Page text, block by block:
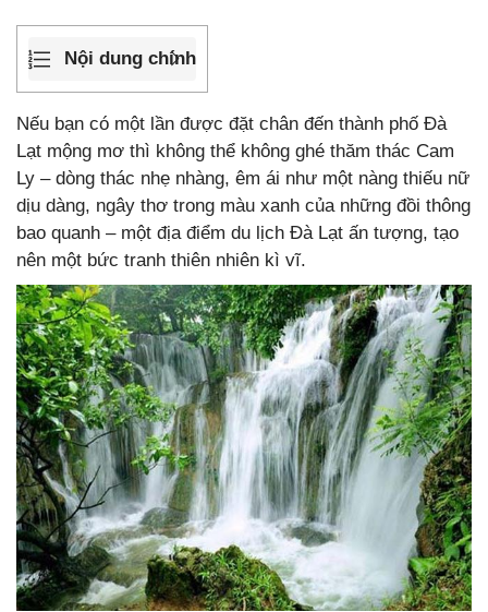
Nội dung chính
Nếu bạn có một lần được đặt chân đến thành phố Đà
Lạt mộng mơ thì không thể không ghé thăm thác Cam
Ly – dòng thác nhẹ nhàng, êm ái như một nàng thiếu nữ
dịu dàng, ngây thơ trong màu xanh của những đồi thông
bao quanh – một địa điểm du lịch Đà Lạt ấn tượng, tạo
nên một bức tranh thiên nhiên kì vĩ.